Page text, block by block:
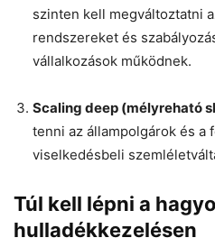
szinten kell megváltoztatni
rendszereket és
vállalkozások működnek.
Scaling deep (mélyreható
tenni az állampolgárok és a
viselkedésbeli
Túl kell lépni a
hulladékkezelésen